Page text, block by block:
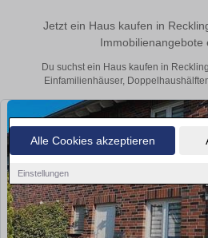
Alle Cookies akzeptieren
Einstellungen
Jetzt ein Haus kaufen in
Immobilienangebote
Du suchst ein Haus kaufen in
Einfamilienhäuser,